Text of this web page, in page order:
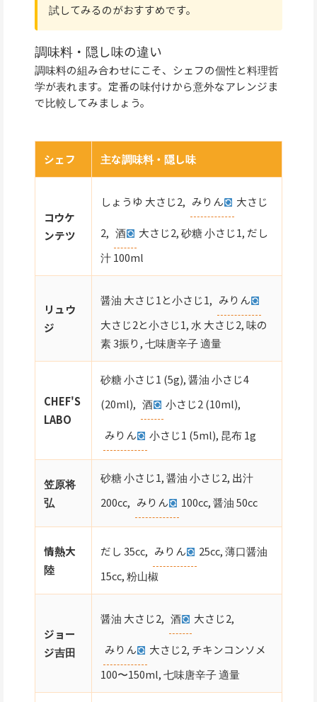
試してみるのがおすすめです。
調味料・隠し味の違い
調味料の組み合わせにこそ、シェフの個性と料理哲
学が表れます。定番の味付けから意外なアレンジま
で比較してみましょう。
シェフ 主な調味料・隠し味
コウケ
ンテツ
しょうゆ 大さじ2, みりん 大さじ
2, 酒
大さじ2, 砂糖 小さじ1, だし
汁 100ml
リュウ
ジ
醤油 大さじ1と小さじ1, みりん
大さじ2と小さじ1, 水 大さじ2, 味の
素 3振り, 七味唐辛子 適量
CHEF'S
LABO
砂糖 小さじ1 (5g), 醤油 小さじ4
(20ml), 酒 小さじ2 (10ml),
みりん 小さじ1 (5ml), 昆布 1g
笠原将
弘
砂糖 小さじ1, 醤油 小さじ2, 出汁
200cc, みりん 100cc, 醤油 50cc
情熱大
陸
だし 35cc, みりん
25cc, 薄口醤油
15cc, 粉山椒
ジョー
ジ吉田
醤油 大さじ2, 酒 大さじ2,
みりん
大さじ2, チキンコンソメ
100〜150ml, 七味唐辛子 適量